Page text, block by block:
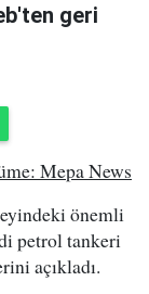
geri
Mepa News
önemli
petrol tankeri
açıkladı.